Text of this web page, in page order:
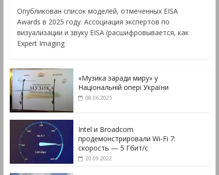
Опубликован список моделей, отмеченных EISA
Awards в 2025 году. Ассоциация экспертов по
визуализации и звуку EISA (расшифровывается, как
Expert Imaging
«Музика заради миру» у
Національній опері України
08.06.2025
Intel и Broadcom
продемонстрировали Wi-Fi 7:
скорость — 5 Гбит/с
20.09.2022